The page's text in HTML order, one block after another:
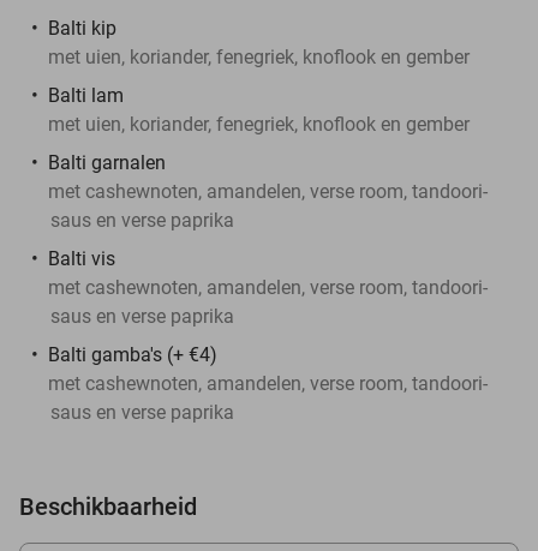
Balti kip
met uien, koriander, fenegriek, knoflook en gember
Balti lam
met uien, koriander, fenegriek, knoflook en gember
Balti garnalen
met cashewnoten, amandelen, verse room, tandoori-
saus en verse paprika
Balti vis
met cashewnoten, amandelen, verse room, tandoori-
saus en verse paprika
Balti gamba's (+ €4)
met cashewnoten, amandelen, verse room, tandoori-
saus en verse paprika
Beschikbaarheid